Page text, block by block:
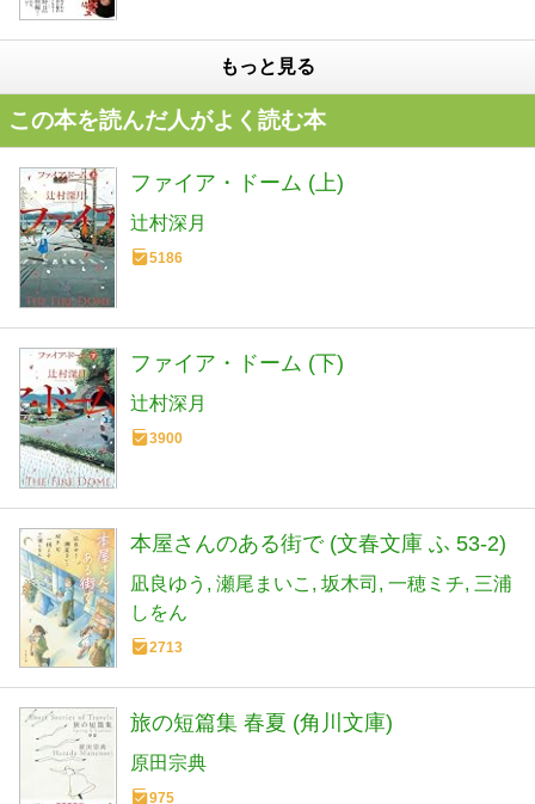
もっと見る
この本を読んだ人がよく読む本
ファイア・ドーム (上)
辻村深月
5186
ファイア・ドーム (下)
辻村深月
3900
本屋さんのある街で (文春文庫 ふ 53-2)
凪良ゆう 瀬尾まいこ 坂木司 一穂ミチ 三浦
しをん
2713
旅の短篇集 春夏 (角川文庫)
原田宗典
975